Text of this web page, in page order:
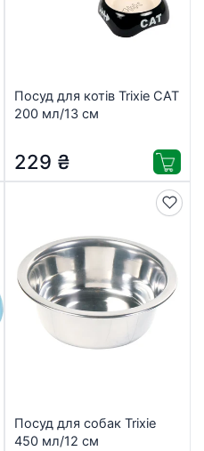
Посуд для котів Trixie CAT
200 мл/13 см
229 ₴
Посуд для собак Trixie
450 мл/12 см